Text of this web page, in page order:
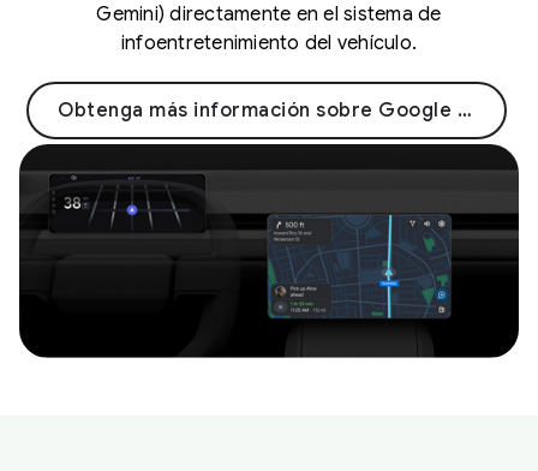
Gemini) directamente en el sistema de
infoentretenimiento del vehículo.
Obtenga más información sobre Google integrado →